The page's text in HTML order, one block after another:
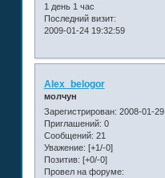
1 день 1 час
Последний визит:
2009-01-24 19:32:59
Alex_belogor
молчун
Зарегистрирован: 2008-01-29
Приглашений: 0
Сообщений: 21
Уважение: [+1/-0]
Позитив: [+0/-0]
Провел на форуме: